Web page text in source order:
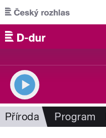
Přejít k hlavnímu obsahu
Příroda Program